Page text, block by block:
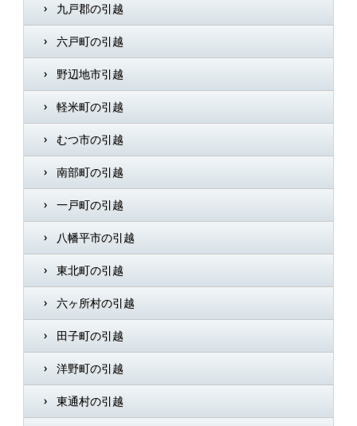
九戸郡の引越
六戸町の引越
野辺地市引越
軽米町の引越
むつ市の引越
南部町の引越
一戸町の引越
八幡平市の引越
東北町の引越
六ヶ所村の引越
田子町の引越
洋野町の引越
東通村の引越